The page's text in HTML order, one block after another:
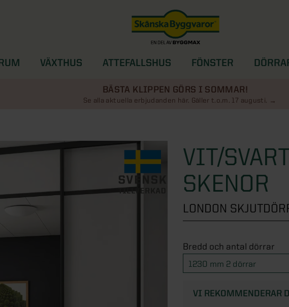
VÄXTHUS ATTEFALLSHUS FÖNSTER
BÄSTA KLIPPEN GÖRS I SOMMAR!
Se alla aktuella erbjudanden här. Gäller t.o.m. 17 augusti.
VIT/
SKENOR
LONDON
Bredd och antal dörrar
1230 mm 2 dörrar
VI REKOMMENDERAR